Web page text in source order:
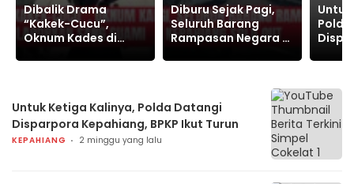
Dibalik Drama
“Kakek-Cucu”,
Oknum Kades di
Dilaporkan Sang
Diburu Sejak Pagi,
Seluruh Barang
Rampasan Negara di
Sold Out
Turun
Untuk Ketiga Kalinya, Polda Datangi
Disparpora Kepahiang, BPKP Ikut Turun
KEPAHIANG 2 minggu yang lalu